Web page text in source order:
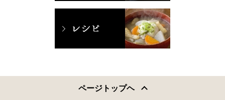
ページトップヘ